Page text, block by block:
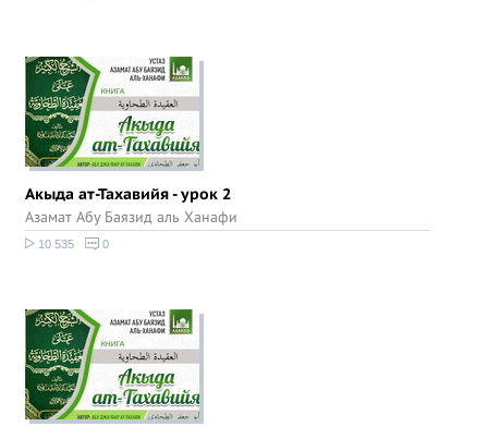
Акыда ат-Тахавийя - урок 2
Азамат Абу Баязид аль Ханафи
10 535 0